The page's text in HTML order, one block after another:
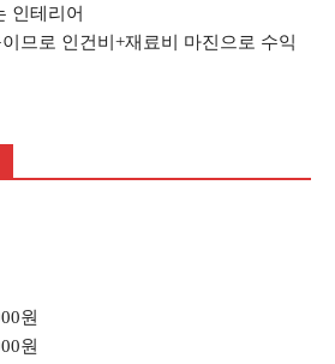
인테리어
므로 인건비+재료비 마진으로 수익
원
원